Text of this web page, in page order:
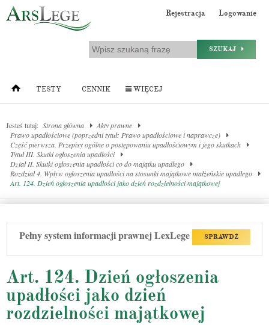
Rejestracja Logowanie
SZUKAJ
TESTY CENNIK WIĘCEJ
Jesteś tutaj: Strona główna
Akty prawne
Prawo upadłościowe (poprzedni tytuł: Prawo upadłościowe i naprawcze)
Część pierwsza. Przepisy ogólne o postępowaniu upadłościowym i jego skutkach
Tytuł III. Skutki ogłoszenia upadłości
Dział II. Skutki ogłoszenia upadłości co do majątku upadłego
Rozdział 4. Wpływ ogłoszenia upadłości na stosunki majątkowe małżeńskie upadłego
Art. 124. Dzień ogłoszenia upadłości jako dzień rozdzielności majątkowej
Pełny system informacji prawnej LexLege SPRAWDŹ
Art. 124. Dzień ogłoszenia
upadłości jako dzień
rozdzielności majątkowej